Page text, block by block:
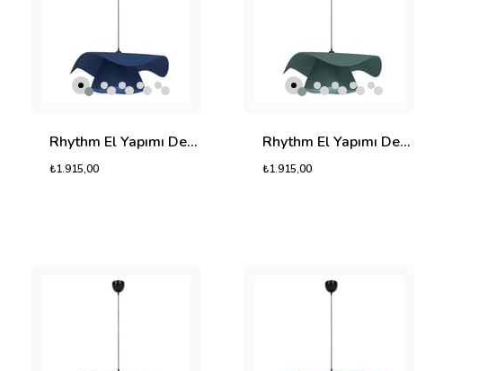
Rhythm El Yapımı Dekoratif Tasarım Jüt Avize L (Mavi, 1050gr.)
₺1.915,00
Rhythm El Yapımı Dekoratif Tasarım Jüt Avize L (Mint Yeşili, 1050gr.)
₺1.915,00